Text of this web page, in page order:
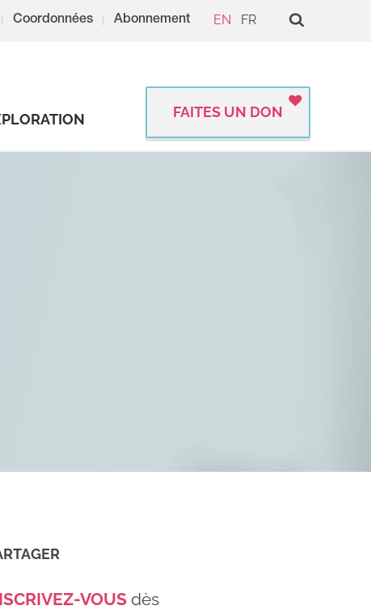
Coordonnées Abonnement EN FR
FAITES UN DON
VOUS dès